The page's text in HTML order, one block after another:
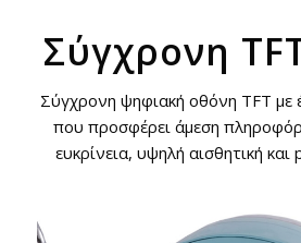
Σύγχρονη
Σύγχρονη ψηφιακή οθόνη TFT με
που προσφέρει άμεση
ευκρίνεια, υψηλή αισθητική